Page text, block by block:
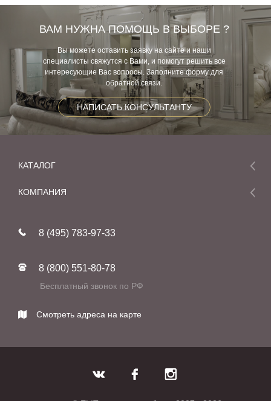
ВАМ НУЖНА ПОМОЩЬ В ВЫБОРЕ ?
Вы можете оставить заявку на сайте и наши
специалисты свяжутся с Вами, и помогут решить все
интересующие Вас вопросы. Заполните форму для
обратной связи.
НАПИСАТЬ КОНСУЛЬТАНТУ
КАТАЛОГ
Мебель
Фабрики
КОМПАНИЯ
Реставрация
Контакты
8 (495) 783-97-33
8 (800) 551-80-78
Бесплатный звонок по РФ
Смотреть адреса на карте